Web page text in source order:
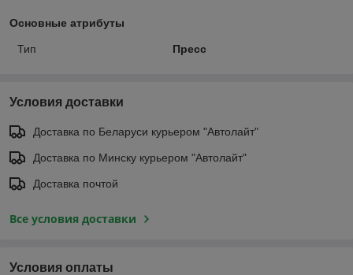
Основные атрибуты
Тип Пресс
Условия доставки
Доставка по Беларуси курьером "Автолайт"
Доставка по Минску курьером "Автолайт"
Доставка почтой
Все условия доставки
Условия оплаты